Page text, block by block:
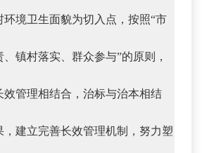
境卫生面貌为切入点，按照“市
镇村落实、群众参与”的原则，
效管理相结合，治标与治本相结
，建立完善长效管理机制，努力塑